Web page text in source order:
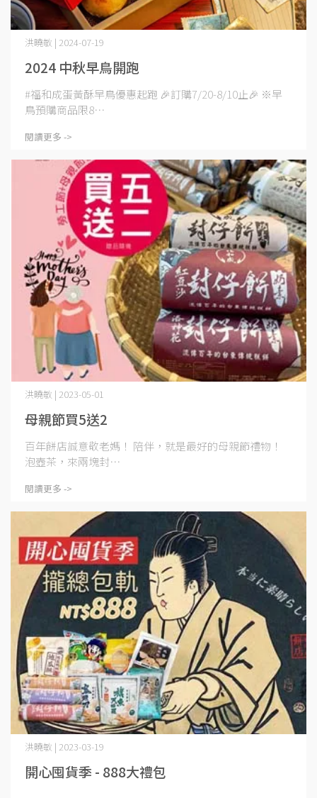
2024 中秋早鳥開跑
洪曉敏 | 2024-07-19
#福和成蛋黃酥早鳥優惠起跑 🎉訂購7/20-8/10止🎉 ※早
鳥預購商品限8⋯
閱讀更多 ->
母親節買5送2
洪曉敏 | 2023-05-01
百年餅店誠意敬老媽！ 陪伴，就是最好的母親節禮物！
泡壺茶，來兩塊封⋯
閱讀更多 ->
開心囤貨季 - 888大禮包
洪曉敏 | 2023-03-19